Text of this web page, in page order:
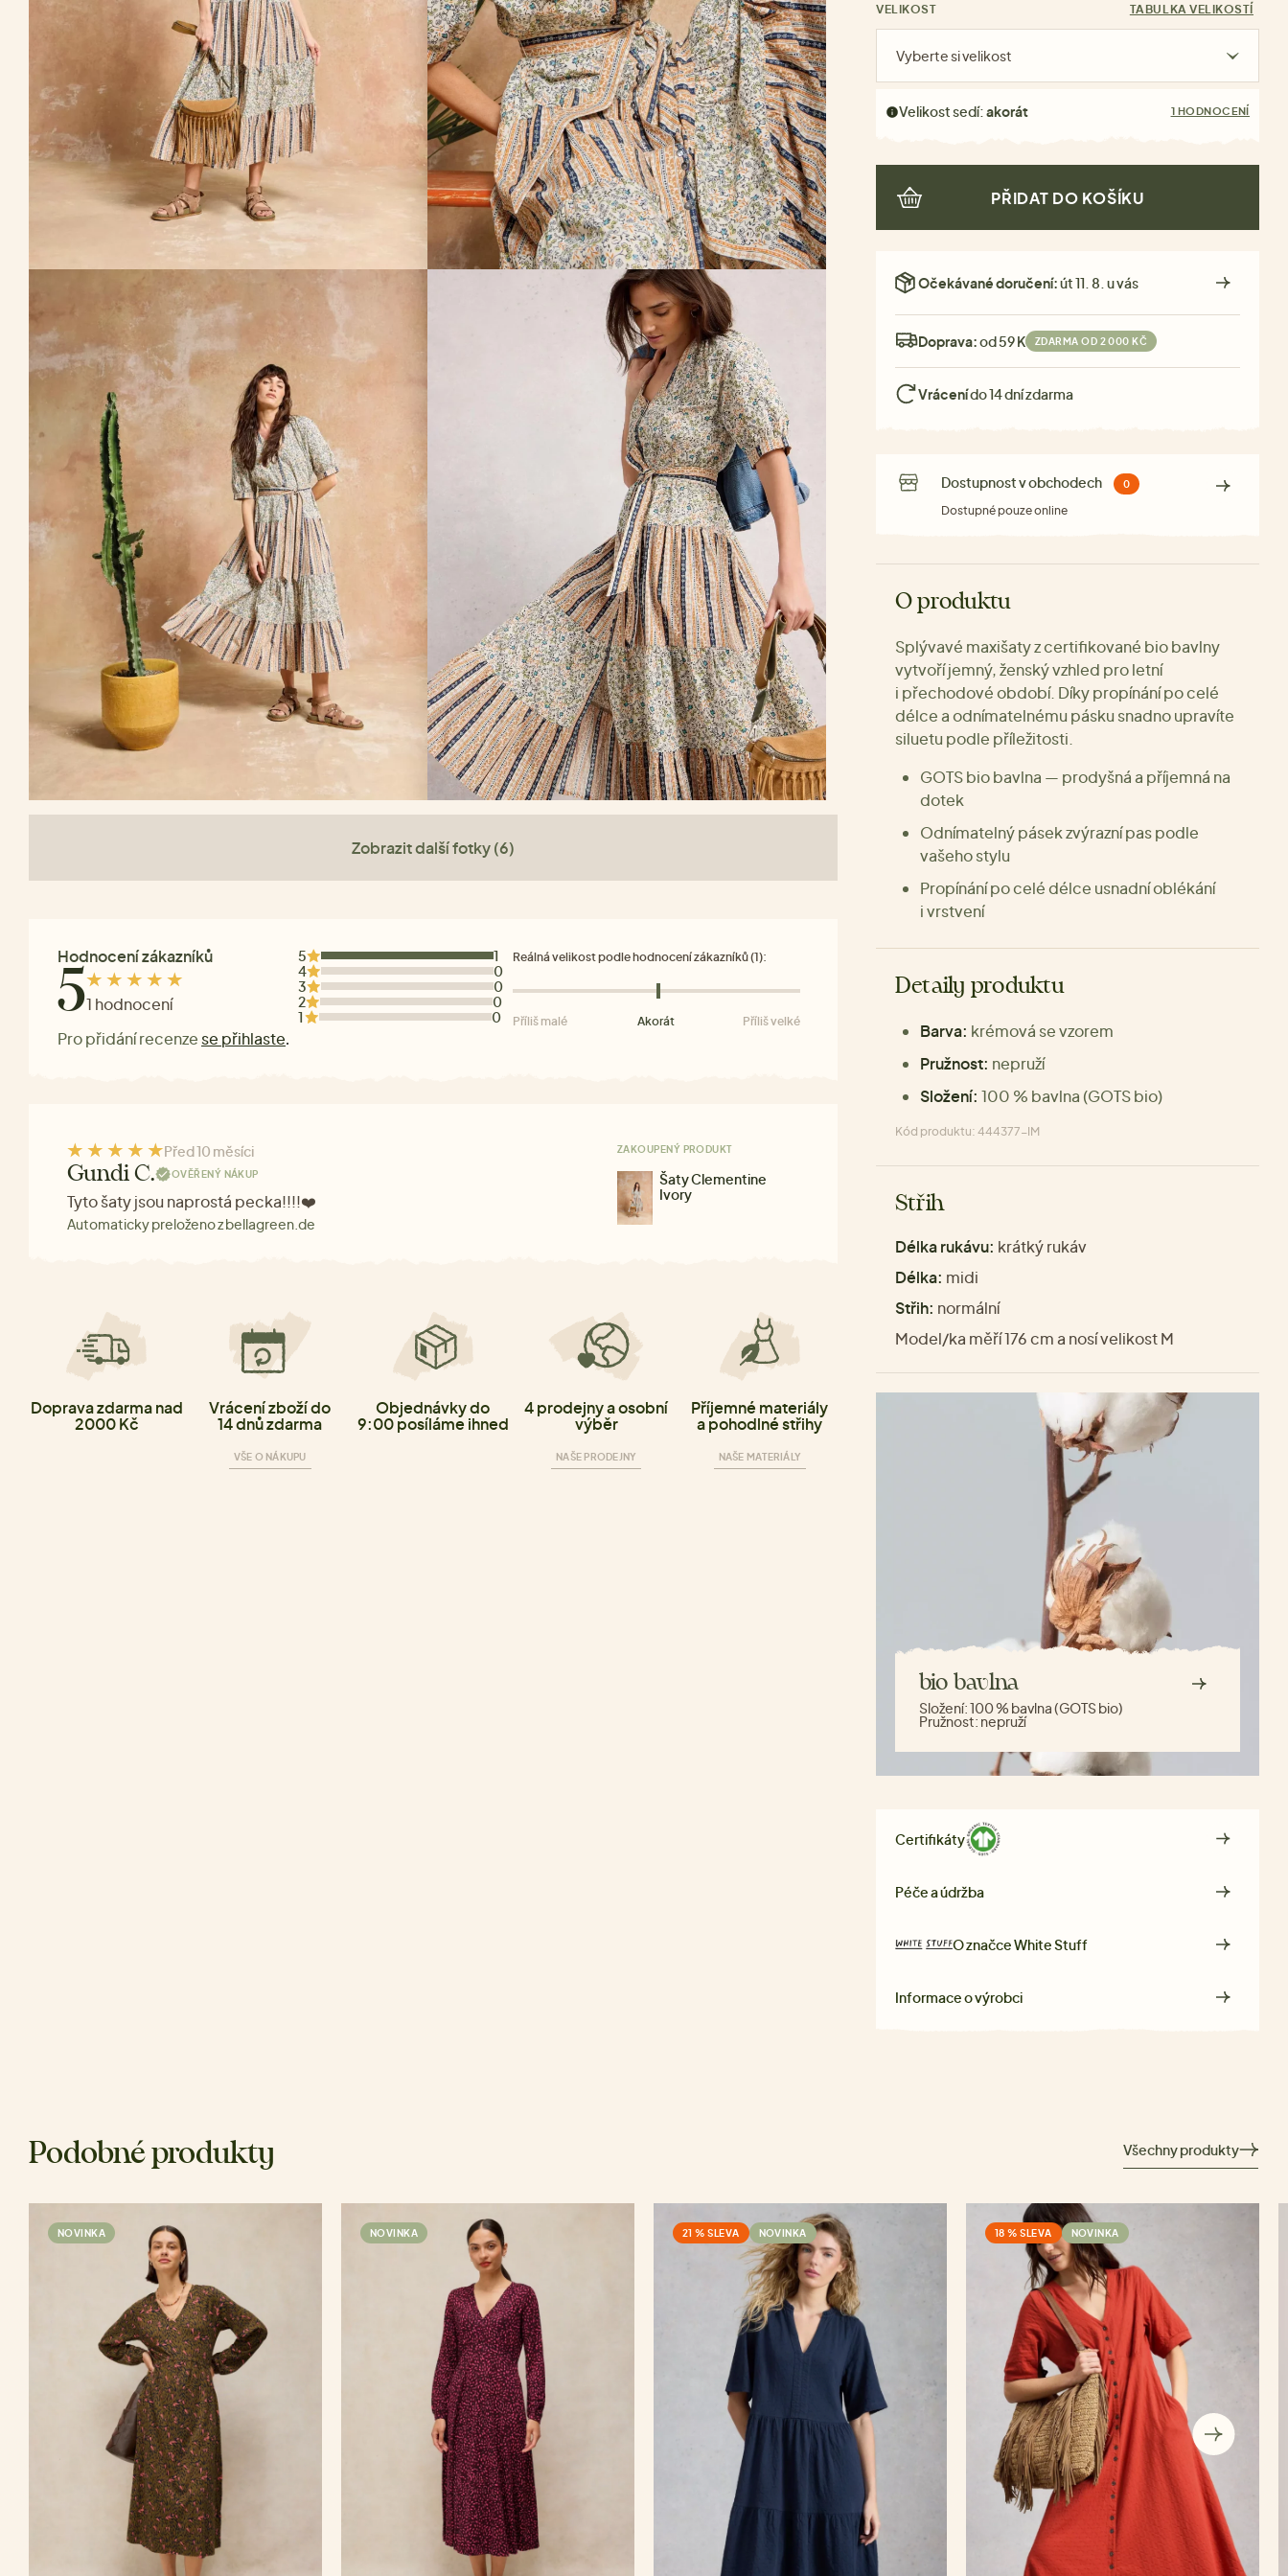
Zobrazit další fotky (6)
Hodnocení zákazníků
51 hodnocení
Pro přidání recenze se přihlaste.
5
1
4
0
3
0
2
0
1
0
Reálná velikost podle hodnocení zákazníků (1):
Příliš malé Akorát Příliš velké
Před 10 měsíci
Gundi C. OVĚŘENÝ NÁKUP
Tyto šaty jsou naprostá pecka!!!!❤️
Automaticky preloženo z bellagreen.de
ZAKOUPENÝ PRODUKT
Šaty Clementine
Ivory
Doprava zdarma nad
2000 Kč
Vrácení zboží do
14 dnů zdarma
VŠE O NÁKUPU
Objednávky do
9:00 posíláme ihned
4 prodejny a osobní
výběr
NAŠE PRODEJNY
Příjemné materiály
a pohodlné střihy
NAŠE MATERIÁLY
VELIKOST TABULKA VELIKOSTÍ
Vyberte si velikost
Velikost sedí:akorát 1 HODNOCENÍ
PŘIDAT DO KOŠÍKU
Očekávané doručení:út 11. 8. u vás
Doprava:od 59 Kč ZDARMA OD 2 000 KČ
Vrácenído 14 dní zdarma
Dostupnost v obchodech 0
Dostupné pouze online
O produktu
Splývavé maxišaty z certifikované bio bavlny
vytvoří jemný, ženský vzhled pro letní
i přechodové období. Díky propínání po celé
délce a odnímatelnému pásku snadno upravíte
siluetu podle příležitosti.
GOTS bio bavlna — prodyšná a příjemná na
dotek
Odnímatelný pásek zvýrazní pas podle
vašeho stylu
Propínání po celé délce usnadní oblékání
i vrstvení
Detaily produktu
Barva: krémová se vzorem
Pružnost: nepruží
Složení: 100 % bavlna (GOTS bio)
Kód produktu: 444377-IM
Střih
Délka rukávu: krátký rukáv
Délka: midi
Střih: normální
Model/ka měří 176 cm a nosí velikost M
bio bavlna
Složení:100 % bavlna (GOTS bio)
Pružnost: nepruží
Certifikáty
Péče a údržba
O značceWhite Stuff
Informace o výrobci
Podobné produkty Všechny produkty
NOVINKA NOVINKA 21 % SLEVA NOVINKA 18 % SLEVA NOVINKA